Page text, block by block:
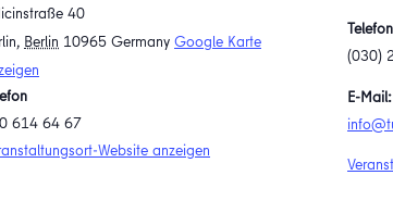
40
, Berlin 10965 Germany Google Karte
614 64 67
Website anzeigen
(030)
E-Mail: